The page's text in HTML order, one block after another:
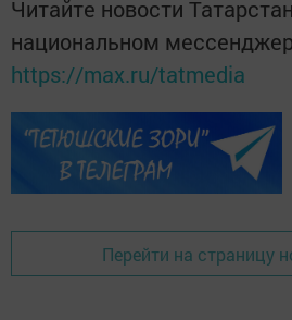
Читайте новости
национальном
https://max.ru/tatmedia
Перейти на страницу